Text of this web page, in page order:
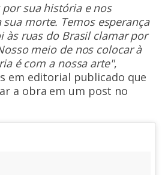
por sua história e nos
morte. Temos esperança
às ruas do Brasil clamar por
meio de nos colocar à
é com a nossa arte",
em editorial publicado que
a obra em um post no